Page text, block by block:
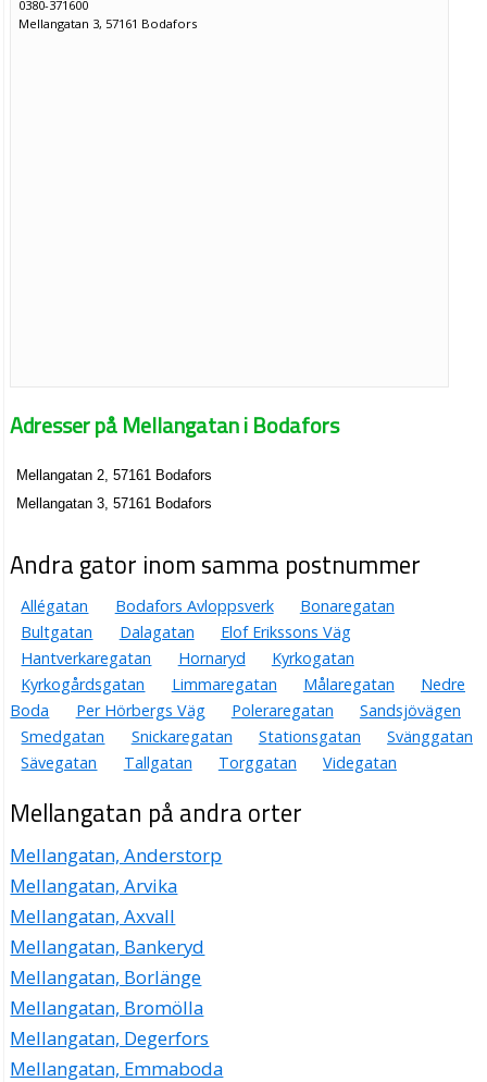
0380-371600
Mellangatan 3, 57161 Bodafors
Adresser på Mellangatan i Bodafors
Mellangatan 2, 57161 Bodafors
Mellangatan 3, 57161 Bodafors
Andra gator inom samma postnummer
Allégatan Bodafors Avloppsverk
Bonaregatan
Bultgatan
Dalagatan
Elof Erikssons Väg
Hantverkaregatan
Hornaryd
Kyrkogatan
Kyrkogårdsgatan
Limmaregatan Målaregatan
Nedre
Boda
Per Hörbergs Väg Poleraregatan
Sandsjövägen
Smedgatan
Snickaregatan Stationsgatan
Svänggatan
Sävegatan
Tallgatan Torggatan Videgatan
Mellangatan på andra orter
Mellangatan, Anderstorp
Mellangatan, Arvika
Mellangatan, Axvall
Mellangatan, Bankeryd
Mellangatan, Borlänge
Mellangatan, Bromölla
Mellangatan, Degerfors
Mellangatan, Emmaboda